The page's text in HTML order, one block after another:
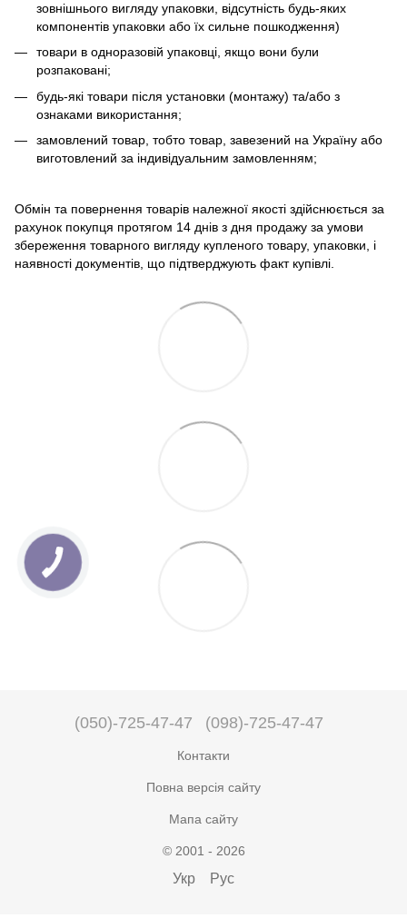
зовнішнього вигляду упаковки, відсутність будь-яких
компонентів упаковки або їх сильне пошкодження)
товари в одноразовій упаковці, якщо вони були
розпаковані;
будь-які товари після установки (монтажу) та/або з
ознаками використання;
замовлений товар, тобто товар, завезений на Україну або
виготовлений за індивідуальним замовленням;
Обмін та повернення товарів належної якості здійснюється за
рахунок покупця протягом 14 днів з дня продажу за умови
збереження товарного вигляду купленого товару, упаковки, і
наявності документів, що підтверджують факт купівлі.
(050)-725-47-47 (098)-725-47-47
Контакти
Повна версія сайту
Мапа сайту
© 2001 - 2026
Укр Рус